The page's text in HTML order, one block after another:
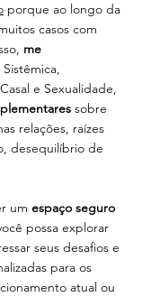
porque ao longo da
casos com
me
e Sexualidade,
sobre
relações, raízes
desequilíbrio de
um espaço seguro
possa explorar
seus desafios e
para os
atual ou